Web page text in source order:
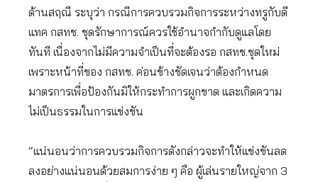
ด้านสฤณี ระบุว่า กรณีการควบรวมกิจการระหว่างทรูกับดี
แทค กสทช. ชุดรักษาการณ์ควรใช้อำนาจกำกับดูแลโดย
ทันที เนื่องจากไม่มีความจำเป็นที่จะต้องรอ กสทช.ชุดใหม่
เพราะหน้าที่ของ กสทช. ค่อนข้างชัดเจนว่าต้องกำหนด
มาตรการเพื่อป้องกันมิให้กระทำการผูกขาด และเกิดความ
ไม่เป็นธรรมในการแข่งขัน
“แน่นอนว่าการควบรวมกิจการดังกล่าวจะทำให้แข่งขันลด
ลงอย่างแน่นอนด้วยสมการง่าย ๆ คือ ผู้เล่นรายใหญ่จาก 3